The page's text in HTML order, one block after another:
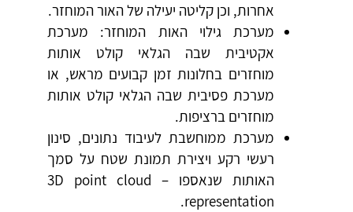
אחרות, וכן קליטה יעילה של האור המוחזר.
מערכת גילוי האות המוחזר: מערכת
אקטיבית שבה הגלאי קולט אותות
מוחזרים בחלונות זמן קבועים מראש, או
מערכת פסיבית שבה הגלאי קולט אותות
מוחזרים ברציפות.
מערכת ממוחשבת לעיבוד נתונים, סינון
רעשי רקע ויצירת תמונת שטח על סמך
האותות שנאספו – 3D point cloud
representation.